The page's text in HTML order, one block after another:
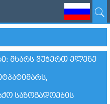
ᲛᲮᲐᲠᲡ ᲕᲣᲭᲔᲠᲗ ᲔᲚᲔᲜᲔ
ᲡᲐᲖᲝᲒᲐᲓᲝᲔᲑᲘᲡ